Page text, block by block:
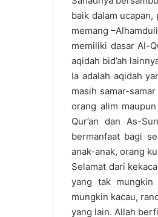
baik dalam
memang
memiliki dasar Al-
aqidah bid’ah
Ia adalah aqidah
masih samar-
orang alim
Qur’an dan As-
bermanfaat bagi
anak-anak, orang
Selamat dari
yang tak mungkin
mungkin kacau,
yang lain. Allah